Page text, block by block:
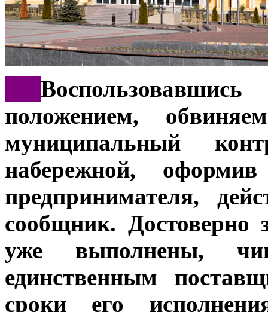
положением,
муниципальный
набережной,
предпринимателя,
сообщник. Достоверно
уже выполнены,
единственным
сроки его